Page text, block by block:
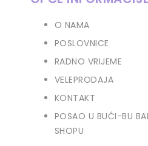
O NAMA
POSLOVNICE
RADNO VRIJEME
VELEPRODAJA
KONTAKT
POSAO U BUĆI-BU
SHOPU